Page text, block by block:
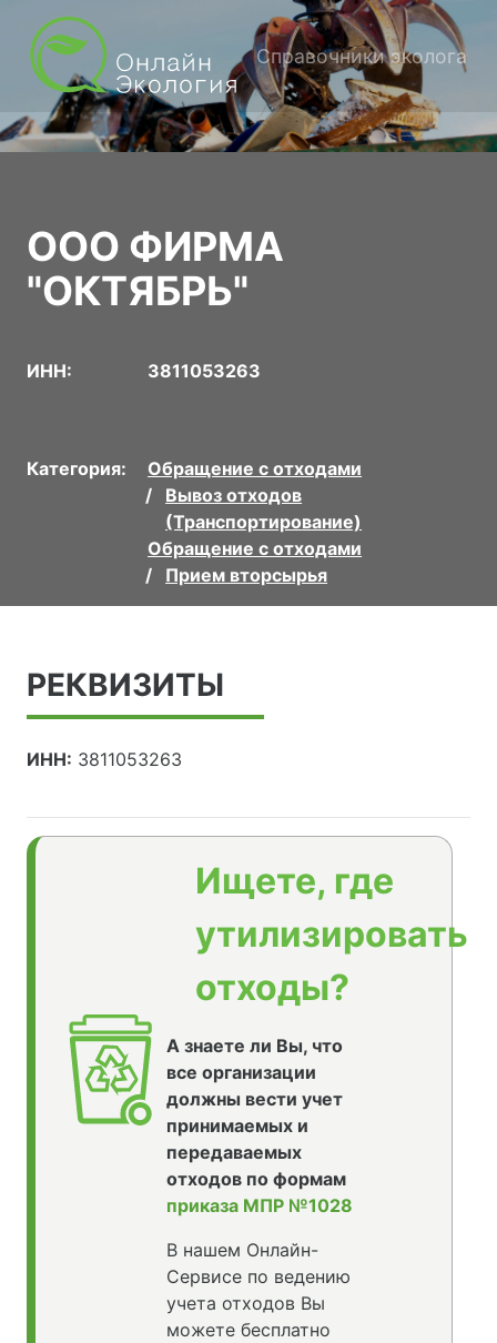
Справочники эколога
ООО ФИРМА
"ОКТЯБРЬ"
ИНН: 3811053263
Категория:
Обращение с отходами
Вывоз отходов
(Транспортирование)
Обращение с отходами
Прием вторсырья
РЕКВИЗИТЫ
ИНН: 3811053263
Ищете, где
утилизировать
отходы?
А знаете ли Вы, что
все организации
должны вести учет
принимаемых и
передаваемых
отходов по формам
приказа МПР №1028
В нашем Онлайн-
Сервисе по ведению
учета отходов Вы
можете бесплатно